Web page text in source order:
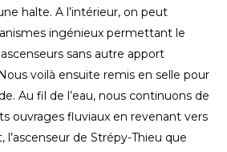
halte. A l’intérieur, on peut
ingénieux permettant le
sans autre apport
voilà ensuite remis en selle pour
Au fil de l’eau, nous continuons de
ouvrages fluviaux en revenant vers
de Strépy-Thieu que